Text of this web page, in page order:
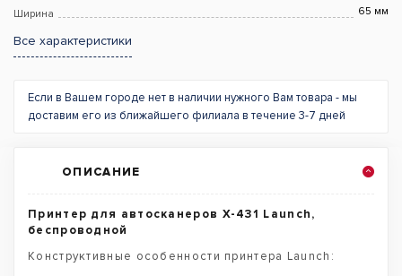
Ширина 65 мм
Все характеристики
Если в Вашем городе нет в наличии нужного Вам товара - мы
доставим его из ближайшего филиала в течение 3-7 дней
ОПИСАНИЕ
Принтер для автосканеров X-431 Launch,
беспроводной
Конструктивные особенности принтера Launch: